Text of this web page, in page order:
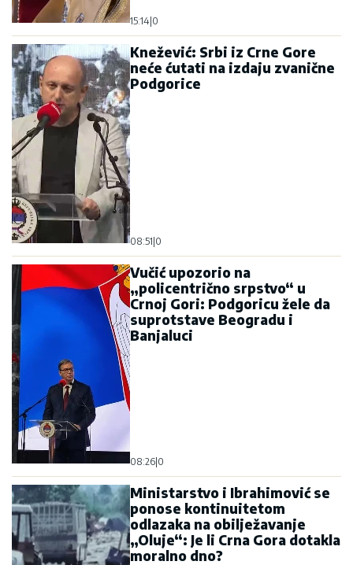
15:14|0
Knežević: Srbi iz Crne Gore
neće ćutati na izdaju zvanične
Podgorice
08:51|0
Vučić upozorio na
„policentrično srpstvo“ u
Crnoj Gori: Podgoricu žele da
suprotstave Beogradu i
Banjaluci
08:26|0
Ministarstvo i Ibrahimović se
ponose kontinuitetom
odlazaka na obilježavanje
„Oluje“: Je li Crna Gora dotakla
moralno dno?